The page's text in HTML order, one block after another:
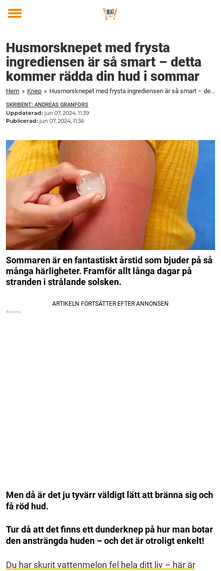
Toggle
Husmorsknepet med frysta
ingrediensen är så smart – detta
kommer rädda din hud i sommar
Hem » Knep » Husmorsknepet med frysta ingrediensen är så smart – detta kommer rädda din hud i sommar
SKRIBENT: ANDREAS GRANFORS
Uppdaterad: jun 07, 2024, 11:39
Publicerad: jun 07, 2024, 11:36
Sommaren är en fantastiskt årstid som bjuder på så
många härligheter. Framför allt långa dagar på
stranden i strålande solsken.
Men då är det ju tyvärr väldigt lätt att bränna sig och
få röd hud.
Tur då att det finns ett dunderknep på hur man botar
den ansträngda huden – och det är otroligt enkelt!
Du har skurit vattenmelon fel hela ditt liv – här är